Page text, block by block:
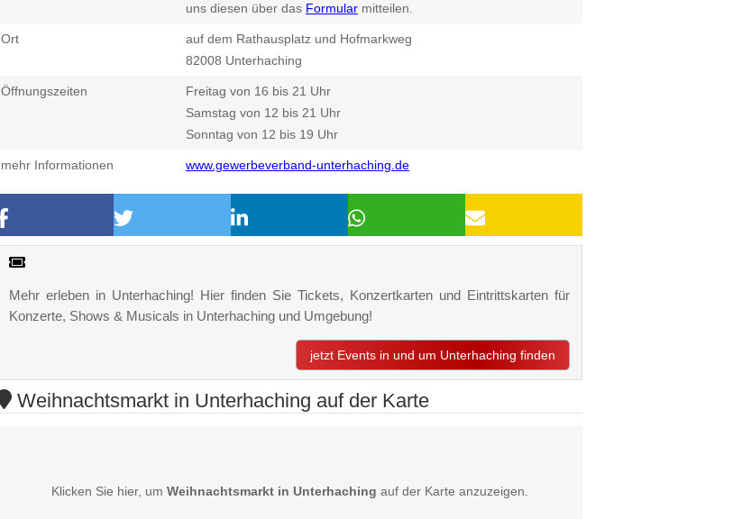
uns diesen über das Formular mitteilen.
Ort
auf dem Rathausplatz und Hofmarkweg
82008 Unterhaching
Öffnungszeiten
Freitag von 16 bis 21 Uhr
Samstag von 12 bis 21 Uhr
Sonntag von 12 bis 19 Uhr
mehr Informationen www.gewerbeverband-unterhaching.de
Mehr erleben in Unterhaching! Hier finden Sie Tickets, Konzertkarten und Eintrittskarten für
Konzerte, Shows & Musicals in Unterhaching und Umgebung!
jetzt Events in und um Unterhaching finden
Weihnachtsmarkt in Unterhaching auf der Karte
Klicken Sie hier, um Weihnachtsmarkt in Unterhaching auf der Karte anzuzeigen.